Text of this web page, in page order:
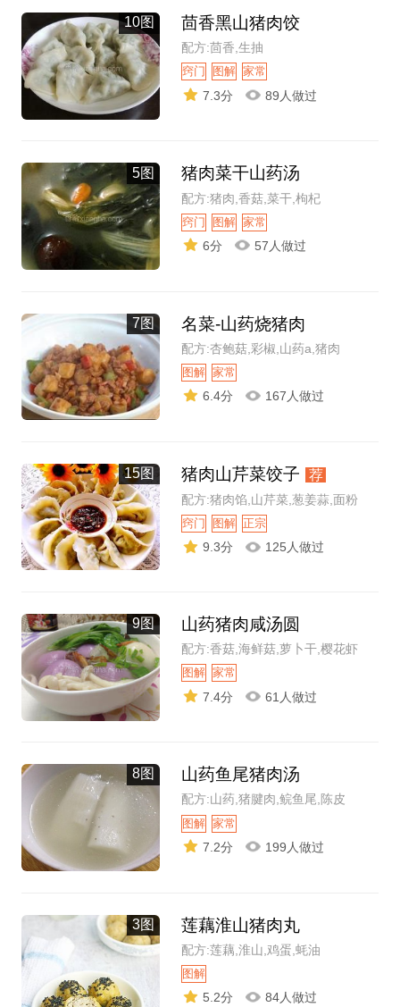
10图 茴香黑山猪肉饺
配方:茴香,生抽
窍门 图解 家常
7.3分 89人做过
5图 猪肉菜干山药汤
配方:猪肉,香菇,菜干,枸杞
窍门 图解 家常
6分 57人做过
7图 名菜-山药烧猪肉
配方:杏鲍菇,彩椒,山药a,猪肉
图解 家常
6.4分 167人做过
15图 猪肉山芹菜饺子 荐
配方:猪肉馅,山芹菜,葱姜蒜,面粉
窍门 图解 正宗
9.3分 125人做过
9图 山药猪肉咸汤圆
配方:香菇,海鲜菇,萝卜干,樱花虾
图解 家常
7.4分 61人做过
8图 山药鱼尾猪肉汤
配方:山药,猪腱肉,鲩鱼尾,陈皮
图解 家常
7.2分 199人做过
3图 莲藕淮山猪肉丸
配方:莲藕,淮山,鸡蛋,蚝油
图解
5.2分 84人做过